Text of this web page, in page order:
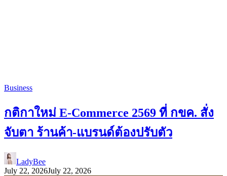
Business
กติกาใหม่ E-Commerce 2569 ที่ กขค. สั่ง
จับตา ร้านค้า-แบรนด์ต้องปรับตัว
LadyBee
July 22, 2026July 22, 2026